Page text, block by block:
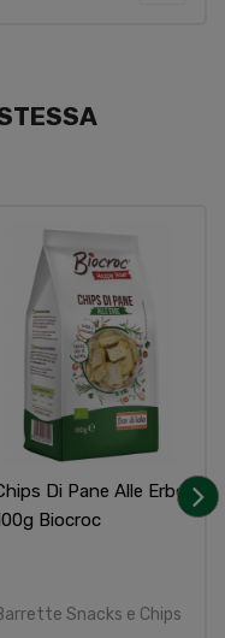
Di Pane Alle Erbe
Biocroc
Snacks e Chips